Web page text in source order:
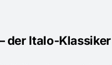
der Italo-